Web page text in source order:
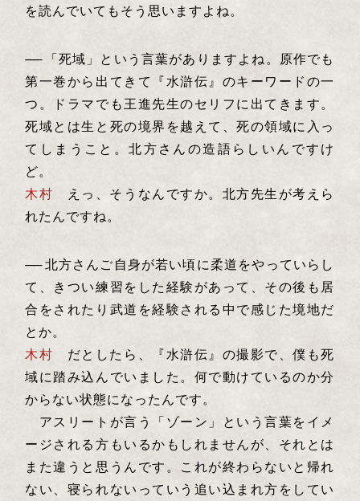
を読んでいてもそう思いますよね。
── 「死域」という言葉がありますよね。原作でも
第一巻から出てきて『水滸伝』のキーワードの一
つ。ドラマでも王進先生のセリフに出てきます。
死域とは生と死の境界を越えて、死の領域に入っ
てしまうこと。北方さんの造語らしいんですけ
ど。
木村 えっ、そうなんですか。北方先生が考えら
れたんですね。
── 北方さんご自身が若い頃に柔道をやっていらし
て、きつい練習をした経験があって、その後も居
合をされたり武道を経験される中で感じた境地だ
とか。
木村 だとしたら、『水滸伝』の撮影で、僕も死
域に踏み込んでいました。何で動けているのか分
からない状態になったんです。
アスリートが言う「ゾーン」という言葉をイメ
ージされる方もいるかもしれませんが、それとは
また違うと思うんです。これが終わらないと帰れ
ない、寝られないっていう追い込まれ方をしてい